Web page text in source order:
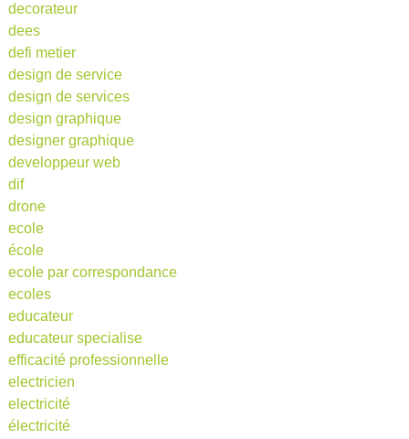
decorateur
dees
defi metier
design de service
design de services
design graphique
designer graphique
developpeur web
dif
drone
ecole
école
ecole par correspondance
ecoles
educateur
educateur specialise
efficacité professionnelle
electricien
electricité
électricité